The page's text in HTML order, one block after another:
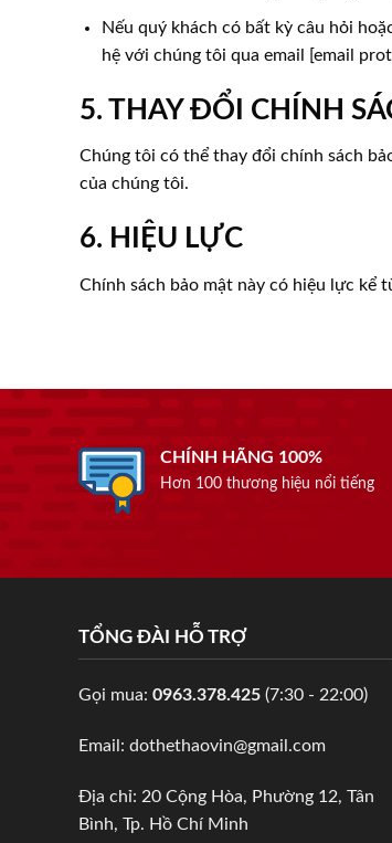
Nếu quý khách có bất kỳ câu hỏi
hệ với chúng tôi qua email [email
5. THAY ĐỔI CHÍNH
Chúng tôi có thể thay đổi chính sách
của chúng tôi.
6. HIỆU LỰC
Chính sách bảo mật này có hiệu lực kể
CHÍNH HÃNG 100%
Hơn 100 thương hiệu nổi tiếng
TỔNG ĐÀI HỖ TRỢ
Gọi mua: 0963.378.425(7:30 - 22:00)
Email: dothethaovin@gmail.com
Địa chỉ: 20 Cộng Hòa, Phường 12, Tân
Bình, Tp. Hồ Chí Minh